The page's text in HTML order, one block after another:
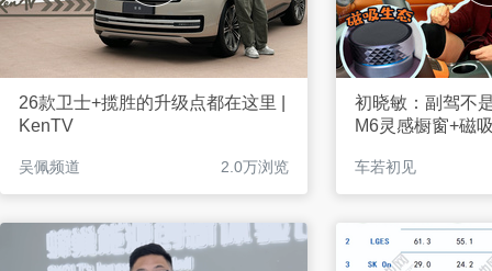
26款卫士+揽胜的升级点都在这里 |
KenTV
吴佩频道 2.0万浏览
初晓敏：副驾不
M6灵感橱窗+磁
车若初见